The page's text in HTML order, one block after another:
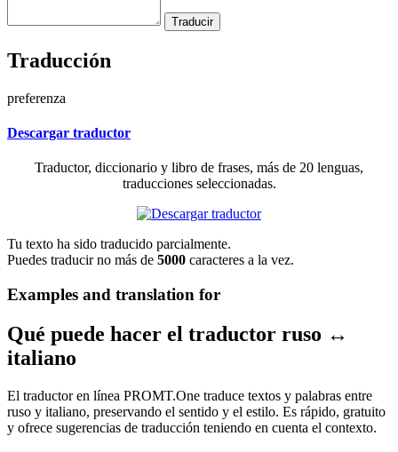
Traducción
preferenza
Descargar traductor
Traductor, diccionario y libro de frases, más de 20 lenguas,
traducciones seleccionadas.
Tu texto ha sido traducido parcialmente.
Puedes traducir no más de 5000 caracteres a la vez.
Examples and translation for
Qué puede hacer el traductor ruso ↔
italiano
El traductor en línea PROMT.One traduce textos y palabras entre
ruso y italiano, preservando el sentido y el estilo. Es rápido, gratuito
y ofrece sugerencias de traducción teniendo en cuenta el contexto.